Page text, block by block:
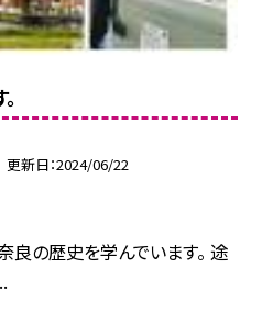
更新日 2024/06/22
良の歴史を学んでいます。 途